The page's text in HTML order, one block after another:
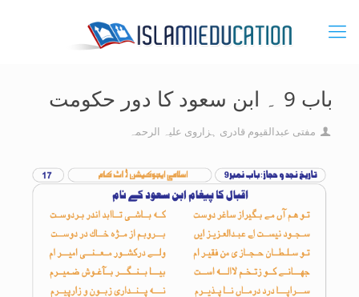
باب 9 ۔ ابن سعود کا دور حکومت
مفتی عبدالقیوم قادری ہزاروی علیہ الرحمہ